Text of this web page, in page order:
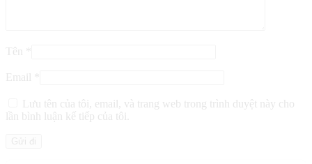
Tên
Email
Lưu tên của tôi, email, và trang web trong trình duyệt này cho
lần bình luận kế tiếp của tôi.